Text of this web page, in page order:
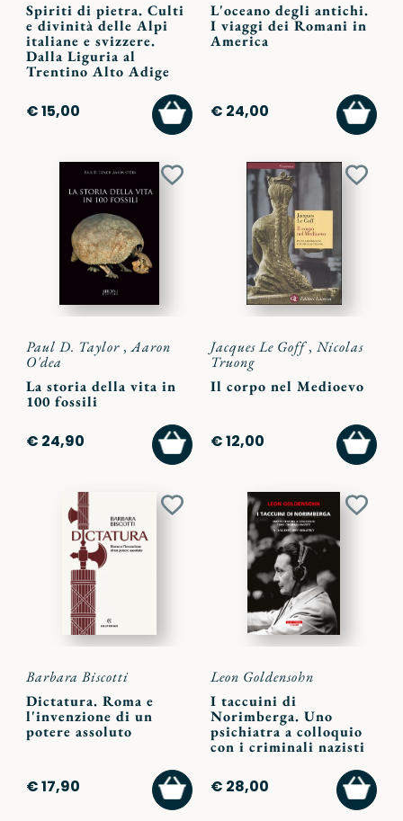
Spiriti di pietra. Culti
e divinità delle Alpi
italiane e svizzere.
Dalla Liguria al
Trentino Alto Adige
€ 15,00
AGGIUNGI
AL
CARRELLO
L'oceano degli antichi.
I viaggi dei Romani in
America
€ 24,00
AL
Aggiungi
Paul D. Taylor,Aaron
O'dea
La storia della vita in
100 fossili
€ 24,90
AGGIUNGI
AL
CARRELLO
Jacques Le Goff, Nicolas
Truong
Il corpo nel Medioevo
€ 12,00
AL
Aggiungi
Barbara Biscotti
Dictatura. Roma e
l'invenzione di un
potere assoluto
€ 17,90
AGGIUNGI
AL
CARRELLO
Leon Goldensohn
I taccuini di
Norimberga. Uno
psichiatra a colloquio
con i criminali nazisti
€ 28,00
AL